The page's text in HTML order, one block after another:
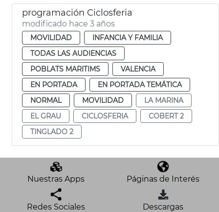
programación Ciclosferia
modificado hace 3 años
MOVILIDAD
INFANCIA Y FAMILIA
TODAS LAS AUDIENCIAS
POBLATS MARITIMS
VALENCIA
EN PORTADA
EN PORTADA TEMÁTICA
NORMAL
MOVILIDAD
LA MARINA
EL GRAU
CICLOSFERIA
COBERT 2
TINGLADO 2
Nuestras Apps Páginas de Interés
Redes Sociales Descargas